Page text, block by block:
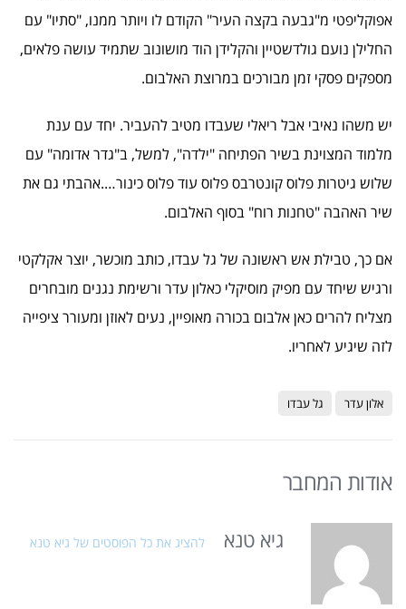
אפוקליפטי מ"גבעה בקצה העיר" הקודם לו ויותר ממנו, "סתיו" עם
החלילן נועם גולדשטיין והקלידן הוד מושונוב שתמיד עושה פלאים,
מספקים פסקי זמן מבורכים במרוצת האלבום.
יש משהו נאיבי אבל ריאלי שעבדו מטיב להעביר. יחד עם ענת
מלמוד המצוינת בשיר הפתיחה "ילדה", למשל, ב"גדר אדומה" עם
שלוש גיטרות פלוס קונטרבס פלוס עוד פלוס כינור….אהבתי גם את
שיר האהבה "טחנות רוח" בסוף האלבום.
אם כך, טבילת אש ראשונה של גל עבדו, כותב מוכשר, יוצר אקלקטי
ורגיש שיחד עם מפיק מוסיקלי כאלון עדר ורשימת נגנים מובחרים
מצליח להרים כאן אלבום בכורה מאופיין, נעים לאוזן ומעורר ציפייה
לזה שיגיע לאחריו.
אלון עדר גל עבדו
אודות המחבר
גיא טנא להציג את כל הפוסטים של גיא טנא